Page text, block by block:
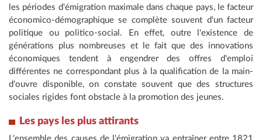
les périodes d'émigration maximale dans chaque pays, le facteur
économico-démographique se complète souvent d'un facteur
politique ou politico-social. En effet, outre l'existence de
générations plus nombreuses et le fait que des innovations
économiques tendent à engendrer des offres d'emploi
différentes ne correspondant plus à la qualification de la main-
d'ouvre disponible, on constate souvent que des structures
sociales rigides font obstacle à la promotion des jeunes.
Les pays les plus attirants